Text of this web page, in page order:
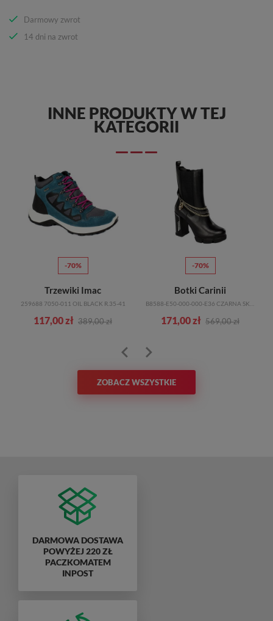
Darmowy zwrot
14 dni na zwrot
INNE PRODUKTY W TEJ
KATEGORII
-70%
Trzewiki Imac
259688 7050-011 OIL BLACK R.35-41
117,00 zł 389,00 zł
-70%
Botki Carinii
171,00 zł 569,00 zł
ZOBACZ WSZYSTKIE
DARMOWA DOSTAWA
POWYŻEJ 220 ZŁ
PACZKOMATEM
INPOST